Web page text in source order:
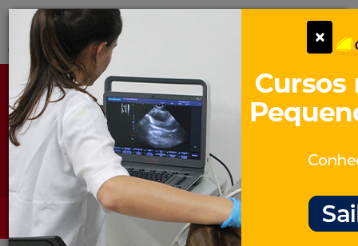
Pular
para
conteúdo
Portal para Profissionais Veterinários
Assine Gratuitamente
Categorias
×